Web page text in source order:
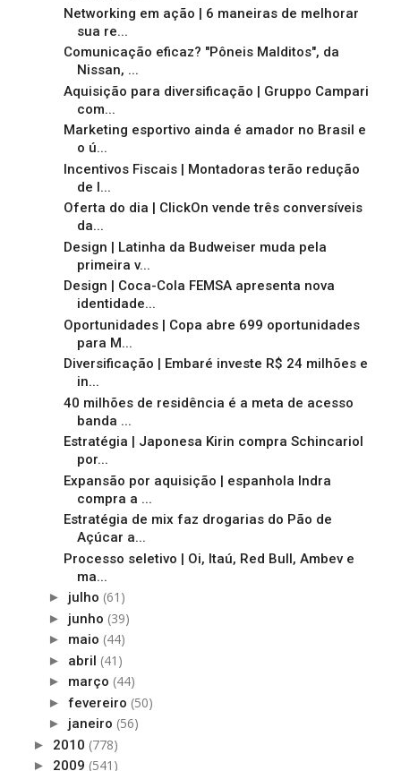
Networking em ação | 6 maneiras de melhorar
sua re...
Comunicação eficaz? "Pôneis Malditos", da
Nissan, ...
Aquisição para diversificação | Gruppo Campari
com...
Marketing esportivo ainda é amador no Brasil e
o ú...
Incentivos Fiscais | Montadoras terão redução
de I...
Oferta do dia | ClickOn vende três conversíveis
da...
Design | Latinha da Budweiser muda pela
primeira v...
Design | Coca-Cola FEMSA apresenta nova
identidade...
Oportunidades | Copa abre 699 oportunidades
para M...
Diversificação | Embaré investe R$ 24 milhões e
in...
40 milhões de residência é a meta de acesso
banda ...
Estratégia | Japonesa Kirin compra Schincariol
por...
Expansão por aquisição | espanhola Indra
compra a ...
Estratégia de mix faz drogarias do Pão de
Açúcar a...
Processo seletivo | Oi, Itaú, Red Bull, Ambev e
ma...
► julho (61)
► junho (39)
► maio (44)
► abril (41)
► março (44)
► fevereiro (50)
► janeiro (56)
► 2010 (778)
► 2009 (541)